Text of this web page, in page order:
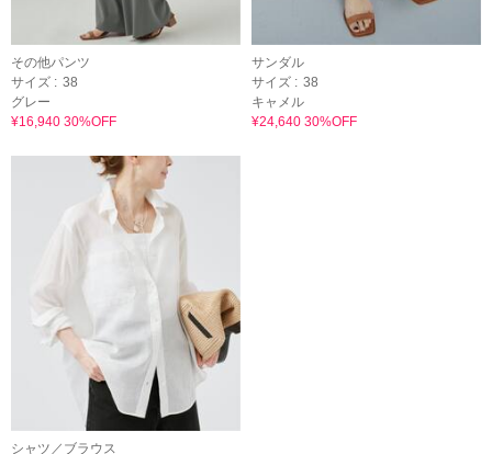
その他パンツ
サイズ : 38
グレー
¥16,940 30%OFF
サンダル
サイズ : 38
キャメル
¥24,640 30%OFF
シャツ／ブラウス